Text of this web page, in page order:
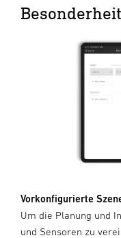
Vorkonfigurierte
Um die Planung und
und Sensoren zu